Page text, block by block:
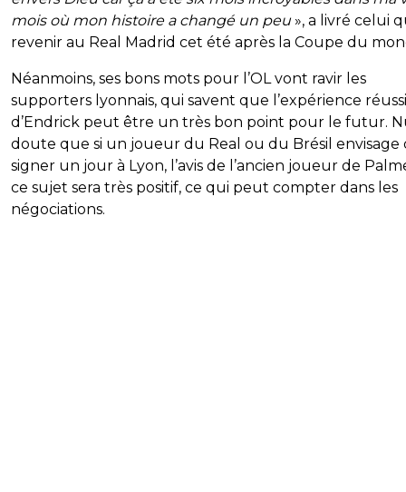
mois où mon histoire a changé un peu », a livré celui
revenir au Real Madrid cet été après la Coupe du
Néanmoins, ses bons mots pour l’OL vont ravir les
supporters lyonnais, qui savent que l’expérience
d’Endrick peut être un très bon point pour le futur.
doute que si un joueur du Real ou du Brésil envisage
signer un jour à Lyon, l’avis de l’ancien joueur de
ce sujet sera très positif, ce qui peut compter dans les
négociations.